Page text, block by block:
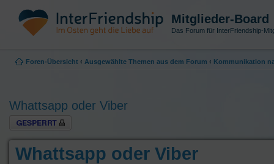
Mitglieder-Board
Das Forum für InterFriendship-
Foren-Übersicht ‹ Ausgewählte Themen aus dem Forum ‹ Kommunikation
Whattsapp oder Viber
Thema gesperrt
Whattsapp oder Viber